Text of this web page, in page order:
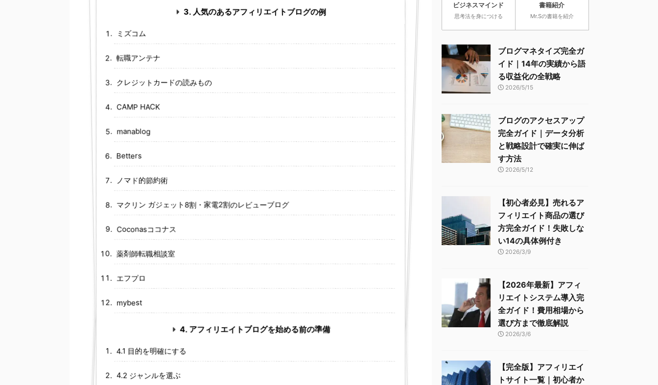
3. 人気のあるアフィリエイトブログの例
ミズコム
転職アンテナ
クレジットカードの読みもの
CAMP HACK
manablog
Betters
ノマド的節約術
マクリン ガジェット8割・家電2割のレビューブログ
Coconasココナス
薬剤師転職相談室
エフプロ
mybest
4. アフィリエイトブログを始める前の準備
4.1 目的を明確にする
4.2 ジャンルを選ぶ
ビジネスマインド
思考法を身につける
書籍紹介
Mr.Sの書籍を紹介
ブログマネタイズ完全ガ
イド｜14年の実績から語
る収益化の全戦略
2026/5/15
ブログのアクセスアップ
完全ガイド｜データ分析
と戦略設計で確実に伸ば
す方法
2026/5/12
【初心者必見】売れるア
フィリエイト商品の選び
方完全ガイド！失敗しな
い14の具体例付き
2026/3/9
【2026年最新】アフィ
リエイトシステム導入完
全ガイド！費用相場から
選び方まで徹底解説
2026/3/6
【完全版】アフィリエイ
トサイト一覧｜初心者か